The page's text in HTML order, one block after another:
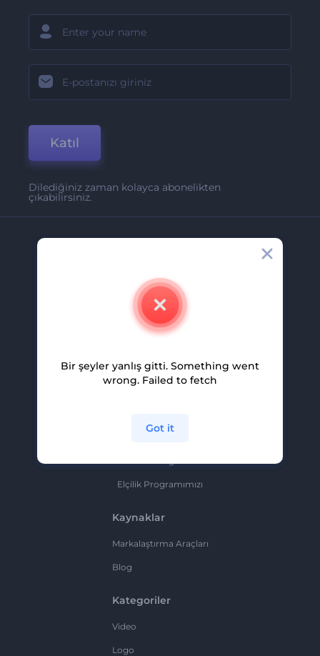
Katıl
Dilediğiniz zaman kolayca abonelikten
çıkabilirsiniz.
İletişim
Kariyer
Ortaklık Programı
Elçilik Programımızı
Kaynaklar
Markalaştırma Araçları
Blog
Kategoriler
Video
Logo
Bir şeyler yanlış gitti. Something went
wrong. Failed to fetch
Got it